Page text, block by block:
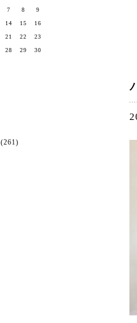
7 8 9
14 15 16
21 22 23
28 29 30
(261)